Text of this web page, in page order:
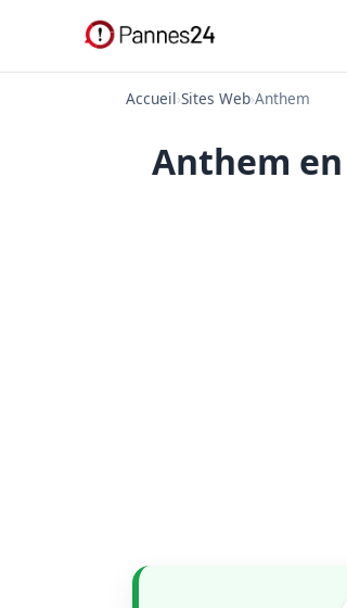
Accueil›Sites Web›Anthem
Anthem